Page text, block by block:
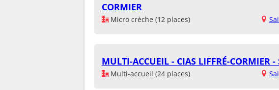
CORMIER
Micro crèche (12 places)
MULTI-ACCUEIL - CIAS LIFFRÉ-CORMIER
Multi-accueil (24 places)